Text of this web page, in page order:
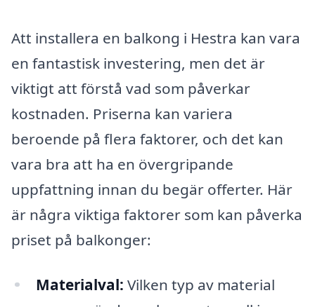
Att installera en balkong i Hestra kan vara
en fantastisk investering, men det är
viktigt att förstå vad som påverkar
kostnaden. Priserna kan variera
beroende på flera faktorer, och det kan
vara bra att ha en övergripande
uppfattning innan du begär offerter. Här
är några viktiga faktorer som kan påverka
priset på balkonger:
Materialval: Vilken typ av material